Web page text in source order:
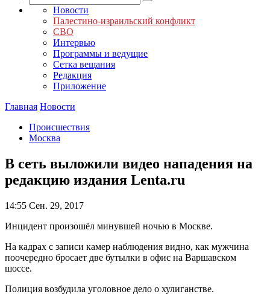
Новости
Палестино-израильский конфликт
СВО
Интервью
Программы и ведущие
Сетка вещания
Редакция
Приложение
Главная Новости
Происшествия
Москва
В сеть выложили видео нападения на
редакцию издания Lenta.ru
14:55 Сен. 29, 2017
Инцидент произошёл минувшей ночью в Москве.
На кадрах с записи камер наблюдения видно, как мужчина
поочередно бросает две бутылки в офис на Варшавском
шоссе.
Полиция возбудила уголовное дело о хулиганстве.